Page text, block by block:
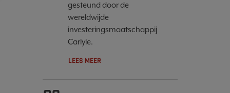
gesteund door de
wereldwijde
investeringsmaatschappij
Carlyle.
LEES MEER